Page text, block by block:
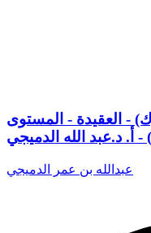
- العقيدة - المستوى
عبدالله بن عمر الدميجي